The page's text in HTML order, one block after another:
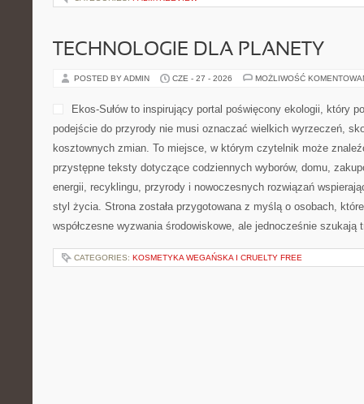
TECHNOLOGIE DLA PLANETY
POSTED BY ADMIN CZE - 27 - 2026 MOŻLIWOŚĆ
Ekos-Sułów to inspirujący portal poświęcony ekologii, który
podejście do przyrody nie musi oznaczać wielkich wyrzeczeń,
kosztownych zmian. To miejsce, w którym czytelnik może
przystępne teksty dotyczące codziennych wyborów, domu,
energii, recyklingu, przyrody i nowoczesnych rozwiązań
styl życia. Strona została przygotowana z myślą o osobach,
współczesne wyzwania środowiskowe, ale jednocześnie
CATEGORIES: KOSMETYKA WEGAŃSKA I CRUELTY FREE